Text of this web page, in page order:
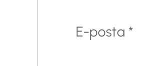
E-posta *